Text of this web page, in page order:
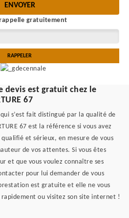
gratuitement
devis est gratuit chez le
67
s’est fait distingué par la qualité de
67 est la référence si vous avez
et sérieux, en mesure de vous
de vos attentes. Si vous êtes
et que vous voulez connaître ses
pour lui demander de vous
est gratuite et elle ne vous
rapidement ou visitez son site internet !